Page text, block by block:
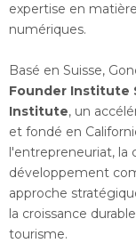
expertise en
numériques.
Basé en Suisse,
Founder Institute
Institute, un
et fondé en
l'entrepreneuriat, la
développement
approche
la croissance
tourisme.